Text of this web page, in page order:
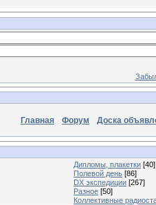
Главная Форум Доска
Дипломы, плакетки [40]
Полевой день [86]
DX экспедиции [267]
Разное [50]
Коллективные